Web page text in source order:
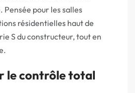
pour les salles
résidentielles haut de
S du constructeur, tout en
le contrôle total